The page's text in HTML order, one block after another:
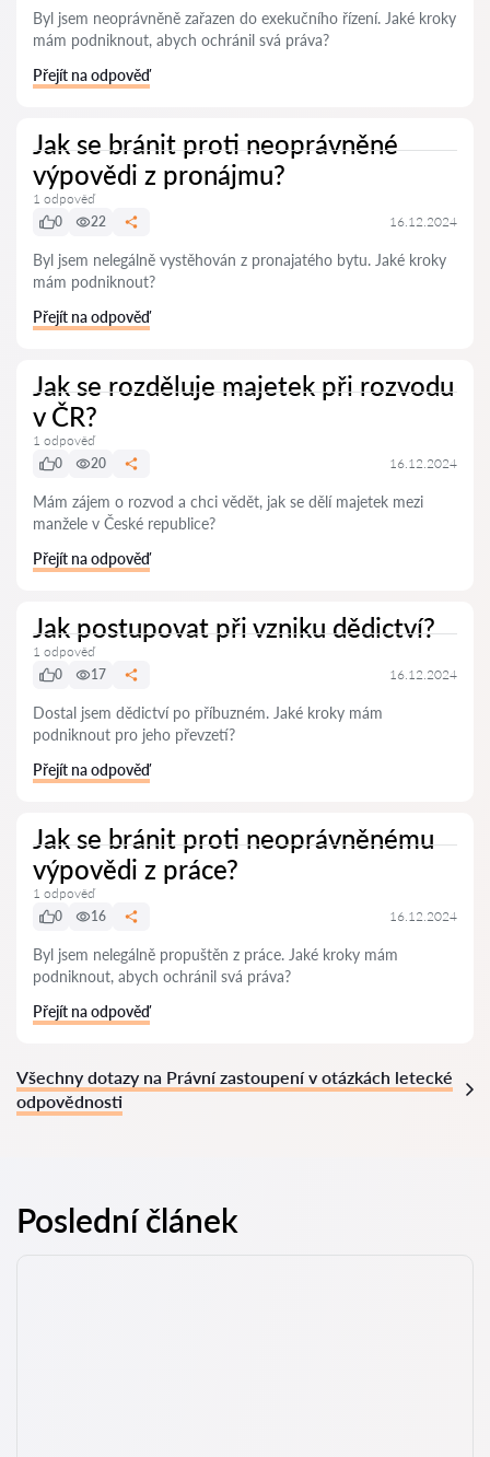
Byl jsem neoprávněně zařazen do exekučního řízení. Jaké kroky
mám podniknout, abych ochránil svá práva?
Přejít na odpověď
Jak se bránit proti neoprávněné
výpovědi z pronájmu?
1 odpověď
0
22 16.12.2024
Byl jsem nelegálně vystěhován z pronajatého bytu. Jaké kroky
mám podniknout?
Přejít na odpověď
Jak se rozděluje majetek při rozvodu
v ČR?
1 odpověď
0
20 16.12.2024
Mám zájem o rozvod a chci vědět, jak se dělí majetek mezi
manžele v České republice?
Přejít na odpověď
Jak postupovat při vzniku dědictví?
1 odpověď
0
17 16.12.2024
Dostal jsem dědictví po příbuzném. Jaké kroky mám
podniknout pro jeho převzetí?
Přejít na odpověď
Jak se bránit proti neoprávněnému
výpovědi z práce?
1 odpověď
0
16 16.12.2024
Byl jsem nelegálně propuštěn z práce. Jaké kroky mám
podniknout, abych ochránil svá práva?
Přejít na odpověď
Všechny dotazy na Právní zastoupení v otázkách letecké
odpovědnosti
Poslední článek